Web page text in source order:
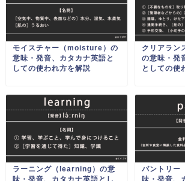
モイスチャー（moisture）の
意味・発音、カタカナ英語と
しての使われ方を解説
クリアラン
の意味・発
としての使
ラーニング（learning）の意
パントリー